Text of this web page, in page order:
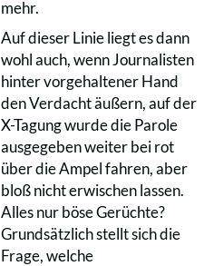
mehr.
Auf dieser Linie liegt es dann
wohl auch, wenn Journalisten
hinter vorgehaltener Hand
den Verdacht äußern, auf der
X-Tagung wurde die Parole
ausgegeben weiter bei rot
über die Ampel fahren, aber
bloß nicht erwischen lassen.
Alles nur böse Gerüchte?
Grundsätzlich stellt sich die
Frage, welche